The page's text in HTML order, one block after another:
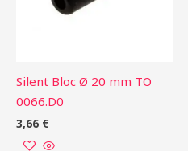
Silent Bloc Ø 20 mm TO
0066.D0
3,66 €